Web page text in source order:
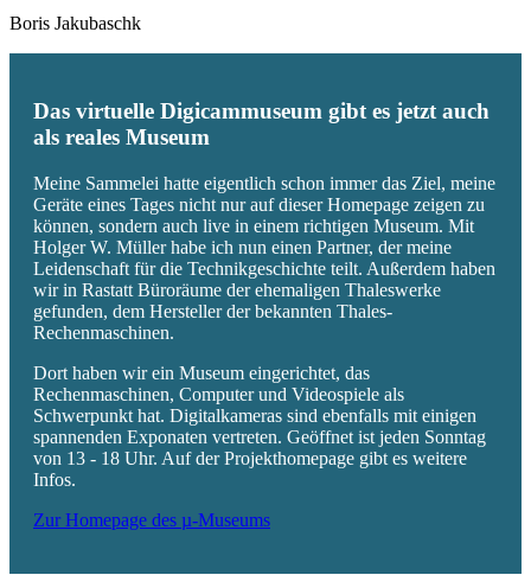
Boris Jakubaschk
Das virtuelle Digicammuseum gibt es jetzt auch
als reales Museum
Meine Sammelei hatte eigentlich schon immer das Ziel, meine
Geräte eines Tages nicht nur auf dieser Homepage zeigen zu
können, sondern auch live in einem richtigen Museum. Mit
Holger W. Müller habe ich nun einen Partner, der meine
Leidenschaft für die Technikgeschichte teilt. Außerdem haben
wir in Rastatt Büroräume der ehemaligen Thaleswerke
gefunden, dem Hersteller der bekannten Thales-
Rechenmaschinen.
Dort haben wir ein Museum eingerichtet, das
Rechenmaschinen, Computer und Videospiele als
Schwerpunkt hat. Digitalkameras sind ebenfalls mit einigen
spannenden Exponaten vertreten. Geöffnet ist jeden Sonntag
von 13 - 18 Uhr. Auf der Projekthomepage gibt es weitere
Infos.
Zur Homepage des µ-Museums